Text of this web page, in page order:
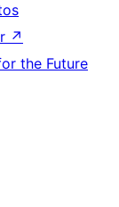
↗
the Future